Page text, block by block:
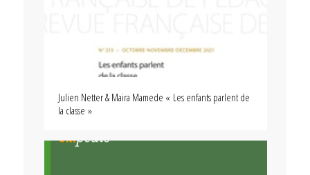
Julien Netter & Maira Mamede « Les enfants parlent de
la classe »